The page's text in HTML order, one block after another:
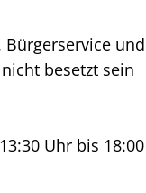
und
besetzt sein
Uhr bis 18:00